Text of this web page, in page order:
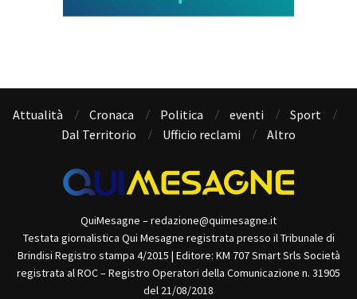
Attualità Cronaca Politica eventi
Sport
Dal Territorio
Ufficio reclami Altro
QuiMesagne – redazione@quimesagne.it
Testata giornalistica Qui Mesagne registrata presso il Tribunale di
Brindisi Registro stampa 4/2015 | Editore: KM 707 Smart Srls Società
registrata al ROC – Registro Operatori della Comunicazione n. 31905
del 21/08/2018